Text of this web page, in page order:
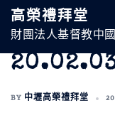
高榮禮拜堂
財團法人基督教中
BY 中壢高榮禮拜堂